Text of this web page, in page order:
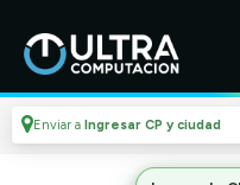
Enviar a Ingresar CP y ciudad